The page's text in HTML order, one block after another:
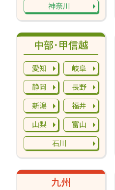
九州
中部･甲信越
愛知
岐阜
静岡
長野
新潟
福井
山梨
富山
石川
神奈川